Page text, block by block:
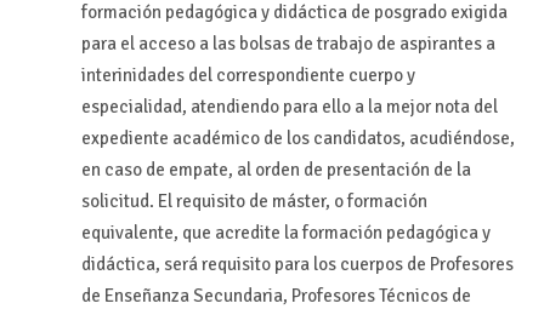
formación pedagógica y didáctica de posgrado exigida
para el acceso a las bolsas de trabajo de aspirantes a
interinidades del correspondiente cuerpo y
especialidad, atendiendo para ello a la mejor nota del
expediente académico de los candidatos, acudiéndose,
en caso de empate, al orden de presentación de la
solicitud. El requisito de máster, o formación
equivalente, que acredite la formación pedagógica y
didáctica, será requisito para los cuerpos de Profesores
de Enseñanza Secundaria, Profesores Técnicos de